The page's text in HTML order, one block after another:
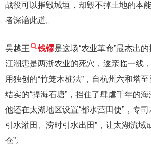
战役可以摧毁城垣，却毁不掉土地的本
者深谙此道。
吴越王 钱镠是这场“农业革命”最杰出
江潮患是两浙农业的死穴，遂亲临一线
用独创的“竹笼木桩法”，自杭州六和塔
结实的“捍海石塘”，挡住了肆虐千年的海
他还在太湖地区设置“都水营田使”，专
引水灌田、涝时引水出田”，让太湖流域
仓”。